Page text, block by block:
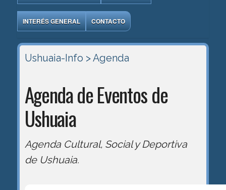
INTERÉS GENERAL CONTACTO
Ushuaia-Info > Agenda
Agenda de Eventos de
Ushuaia
Agenda Cultural, Social y Deportiva
de Ushuaia.